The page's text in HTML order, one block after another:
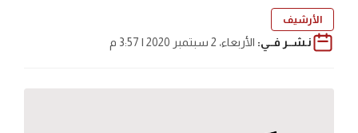
الأرشيف
نـشــر فــي: الأربعاء، 2 سبتمبر 2020 | 3:57 م